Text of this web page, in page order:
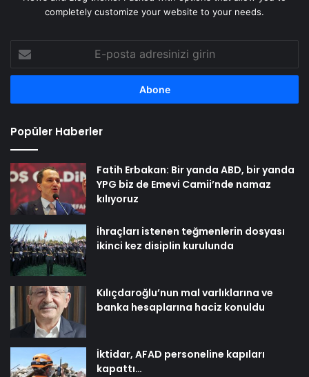
completely customize your website to your needs.
posta
adresinizi
Popüler Haberler
Fatih Erbakan: Bir yanda ABD, bir yanda
YPG biz de Emevi Camii’nde namaz
kılıyoruz
İhraçları istenen teğmenlerin dosyası
ikinci kez disiplin kurulunda
Kılıçdaroğlu’nun mal varlıklarına ve
banka hesaplarına haciz konuldu
İktidar, AFAD personeline kapıları
kapattı…